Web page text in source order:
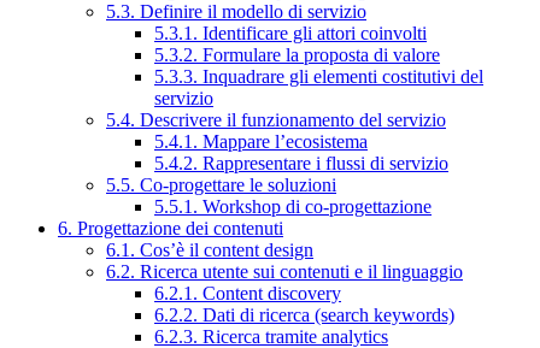
5.3. Definire il modello di servizio
5.3.1. Identificare gli attori coinvolti
5.3.2. Formulare la proposta di valore
5.3.3. Inquadrare gli elementi costitutivi del
servizio
5.4. Descrivere il funzionamento del servizio
5.4.1. Mappare l’ecosistema
5.4.2. Rappresentare i flussi di servizio
5.5. Co-progettare le soluzioni
5.5.1. Workshop di co-progettazione
6. Progettazione dei contenuti
6.1. Cos’è il content design
6.2. Ricerca utente sui contenuti e il linguaggio
6.2.1. Content discovery
6.2.2. Dati di ricerca (search keywords)
6.2.3. Ricerca tramite analytics